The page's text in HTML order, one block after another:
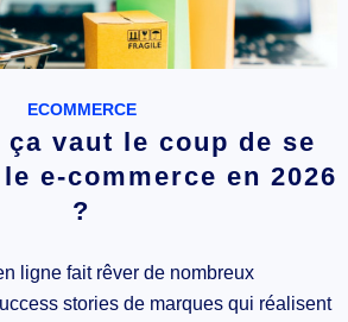
ECOMMERCE
ça vaut le coup de se
e-commerce en 2026
?
ligne fait rêver de nombreux
stories de marques qui réalisent